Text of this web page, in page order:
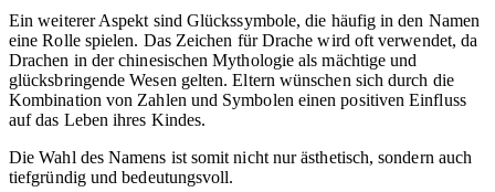
Ein weiterer Aspekt sind Glückssymbole, die häufig in den Namen
eine Rolle spielen. Das Zeichen für Drache wird oft verwendet, da
Drachen in der chinesischen Mythologie als mächtige und
glücksbringende Wesen gelten. Eltern wünschen sich durch die
Kombination von Zahlen und Symbolen einen positiven Einfluss
auf das Leben ihres Kindes.
Die Wahl des Namens ist somit nicht nur ästhetisch, sondern auch
tiefgründig und bedeutungsvoll.